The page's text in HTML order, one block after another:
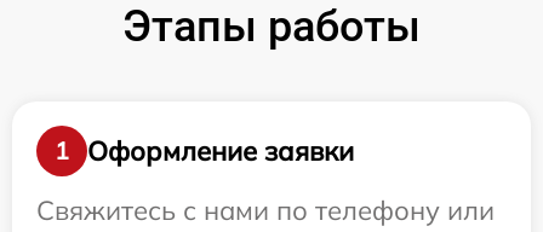
Этапы работы
1
Оформление заявки
Свяжитесь с нами по телефону или